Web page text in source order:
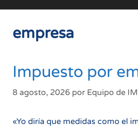
contenido
empresa
Impuesto por
8 agosto, 2026 por Equipo de
«Yo diría que medidas como el